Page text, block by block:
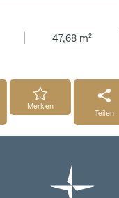
47,68 m²
Merken
Teilen